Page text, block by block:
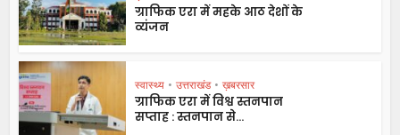
ग्राफिक एरा में महके आठ देशों के
व्यंजन
स्वास्थ्य • उत्तराखंड • ख़बरसार
ग्राफिक एरा में विश्व स्तनपान
सप्ताह : स्तनपान से...